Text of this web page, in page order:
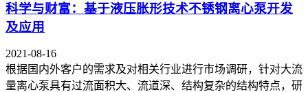
科学与财富：基于液压胀形技术不锈钢离心泵开发
及应用
2021-08-16
根据国内外客户的需求及对相关行业进行市场调研，针对大流
量离心泵具有过流面积大、流道深、结构复杂的结构特点，研